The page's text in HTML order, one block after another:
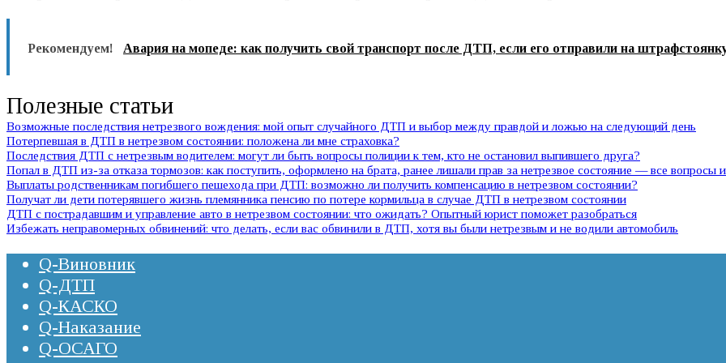
Рекомендуем! Авария на мопеде: как получить свой транспорт после ДТП, если его отправили на
Полезные статьи
Возможные последствия нетрезвого вождения: мой опыт случайного ДТП и выбор между правдой и ложью на следующий день
Потерпевшая в ДТП в нетрезвом состоянии: положена ли мне страховка?
Последствия ДТП с нетрезвым водителем: могут ли быть вопросы полиции к тем, кто не остановил выпившего друга?
Попал в ДТП из-за отказа тормозов: как поступить, оформлено на брата, ранее лишали прав за нетрезвое состояние — все вопросы
Выплаты родственникам погибшего пешехода при ДТП: возможно ли получить компенсацию в нетрезвом состоянии?
Получат ли дети потерявшего жизнь племянника пенсию по потере кормильца в случае ДТП в нетрезвом состоянии
ДТП с пострадавшим и управление авто в нетрезвом состоянии: что ожидать? Опытный юрист поможет разобраться
Избежать неправомерных обвинений: что делать, если вас обвинили в ДТП, хотя вы были нетрезвым и не водили автомобиль
Q-Виновник
Q-ДТП
Q-КАСКО
Q-Наказание
Q-ОСАГО